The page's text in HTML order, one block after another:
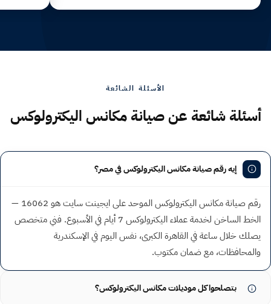
الأسئلة الشائعة
أسئلة شائعة عن صيانة مكانس اليكترولوكس
إيه رقم صيانة مكانس اليكترولوكس في مصر؟
رقم صيانة مكانس اليكترولوكس الموحد على ايجينت سايت هو 16062 —
الخط الساخن لخدمة عملاء اليكترولوكس 7 أيام في الأسبوع. فني متخصص
يصلك خلال ساعة في القاهرة الكبرى، نفس اليوم في الإسكندرية
والمحافظات، مع ضمان مكتوب.
بتصلحوا كل موديلات مكانس اليكترولوكس؟